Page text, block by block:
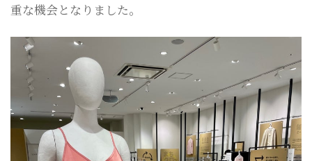
重な機会となりました。